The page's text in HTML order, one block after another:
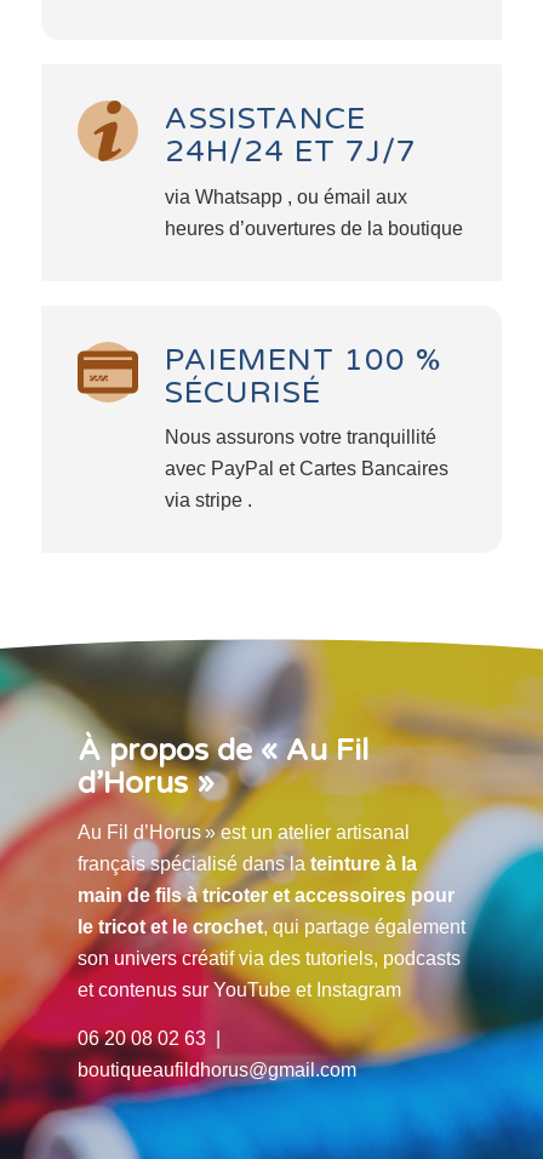
ASSISTANCE
24H/24 ET 7J/7
via Whatsapp , ou émail aux
heures d’ouvertures de la boutique
PAIEMENT 100 %
SÉCURISÉ
Nous assurons votre tranquillité
avec PayPal et Cartes Bancaires
via stripe .
À propos de « Au Fil
d’Horus »
Au Fil d’Horus » est un atelier artisanal
français spécialisé dans la teinture à la
main de fils à tricoter et accessoires pour
le tricot et le crochet, qui partage également
son univers créatif via des tutoriels, podcasts
et contenus sur YouTube et Instagram
06 20 08 02 63 |
boutiqueaufildhorus@gmail.com